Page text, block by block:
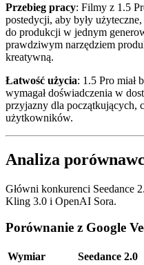
Przebieg pracy: Filmy z 1.5
postedycji, aby były
do produkcji w jednym
prawdziwym narzędziem
kreatywną.
Łatwość użycia: 1.5 Pro miał
wymagał doświadczenia w
przyjazny dla początkujących,
użytkowników.
Analiza
Główni konkurenci Seedance
Kling 3.0 i OpenAI Sora.
Porównanie z Google
Wymiar Seedance 2.0